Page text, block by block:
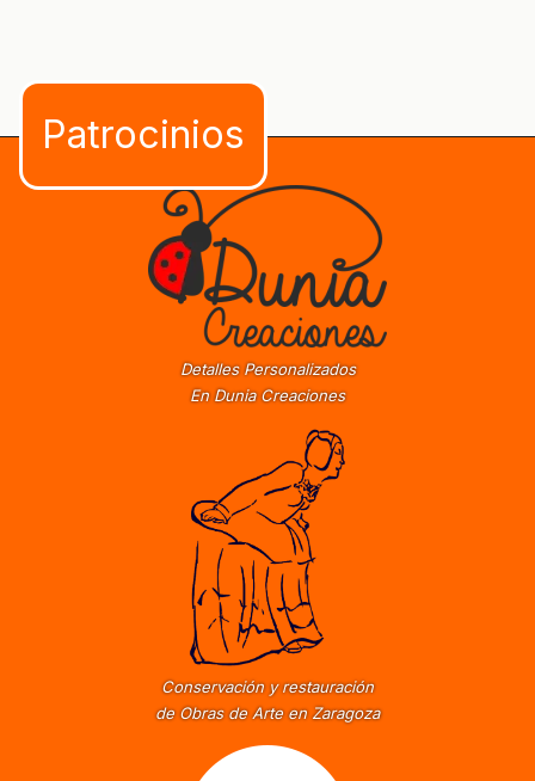
Detalles Personalizados
En Dunia Creaciones
Conservación y restauración
de Obras de Arte en Zaragoza